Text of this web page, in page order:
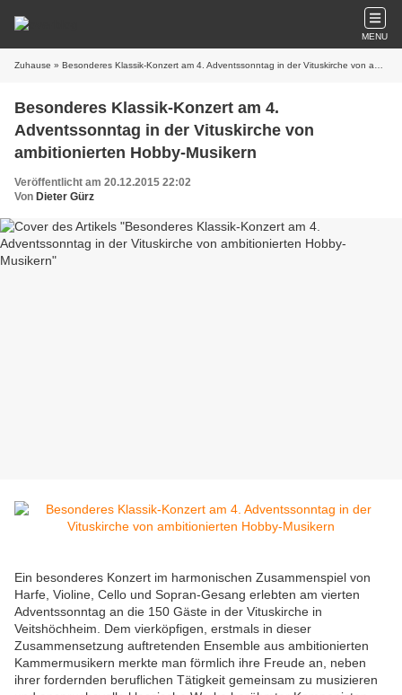
MENU
Zuhause » Besonderes Klassik-Konzert am 4. Adventssonntag in der Vituskirche von ambitionierten Hobby-Musikern
Besonderes Klassik-Konzert am 4.
Adventssonntag in der Vituskirche von
ambitionierten Hobby-Musikern
Veröffentlicht am 20.12.2015 22:02
Von Dieter Gürz
Ein besonderes Konzert im harmonischen Zusammenspiel von
Harfe, Violine, Cello und Sopran-Gesang erlebten am vierten
Adventssonntag an die 150 Gäste in der Vituskirche in
Veitshöchheim. Dem vierköpfigen, erstmals in dieser
Zusammensetzung auftretenden Ensemble aus ambitionierten
Kammermusikern merkte man förmlich ihre Freude an, neben
ihrer fordernden beruflichen Tätigkeit gemeinsam zu musizieren